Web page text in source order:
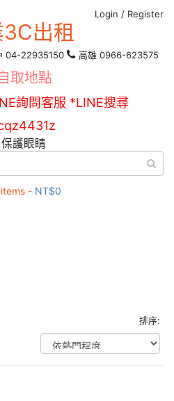
Login / Register
出租
04-22935150 高雄 0966-623575
取地點
詢問客服 *LINE搜尋
保護眼睛
- NT$0
排序: